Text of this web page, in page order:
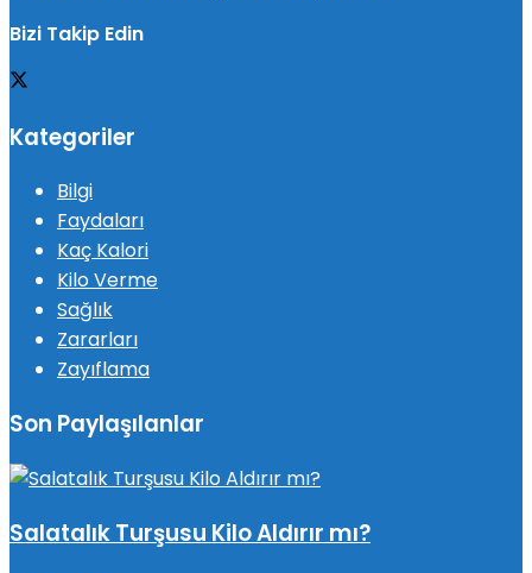
Bizi Takip Edin
Kategoriler
Bilgi
Faydaları
Kaç Kalori
Kilo Verme
Sağlık
Zararları
Zayıflama
Son Paylaşılanlar
Salatalık Turşusu Kilo Aldırır mı?